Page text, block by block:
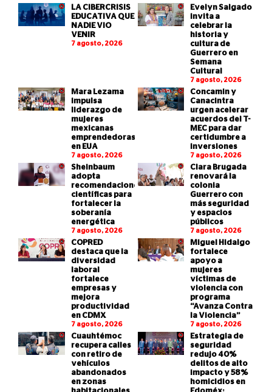
LA CIBERCRISIS
EDUCATIVA QUE
NADIE VIO
VENIR
7 agosto, 2026
Evelyn Salgado
invita a
celebrar la
historia y
cultura de
Guerrero en
Semana
Cultural
7 agosto, 2026
Mara Lezama
impulsa
liderazgo de
mujeres
mexicanas
emprendedoras
en EUA
7 agosto, 2026
Concamin y
Canacintra
urgen acelerar
acuerdos del T-
MEC para dar
certidumbre a
inversiones
7 agosto, 2026
Sheinbaum
adopta
recomendaciones
científicas para
fortalecer la
soberanía
energética
7 agosto, 2026
Clara Brugada
renovará la
colonia
Guerrero con
más seguridad
y espacios
públicos
7 agosto, 2026
COPRED
destaca que la
diversidad
laboral
fortalece
empresas y
mejora
productividad
en CDMX
7 agosto, 2026
Miguel Hidalgo
fortalece
apoyo a
mujeres
víctimas de
violencia con
programa
“Avanza Contra
la Violencia”
7 agosto, 2026
Cuauhtémoc
recupera calles
con retiro de
vehículos
abandonados
en zonas
Estrategia de
seguridad
redujo 40%
delitos de alto
impacto y 58%
homicidios en